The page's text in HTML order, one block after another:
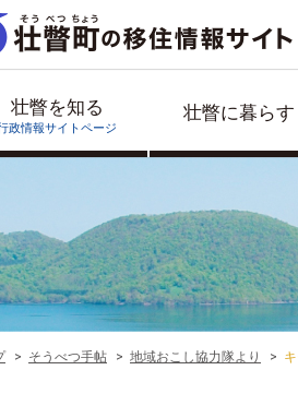
壮瞥を知る
政情報サイトページ
壮瞥に暮らす
そうべつ手帖 地域おこし協力隊より